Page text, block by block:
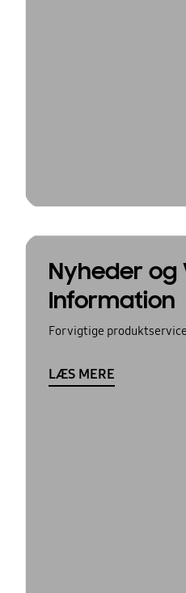
Nyheder og
Information
For vigtige
LÆS MERE